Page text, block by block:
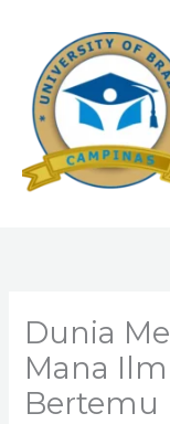
content
Dunia
Mana
Bertemu